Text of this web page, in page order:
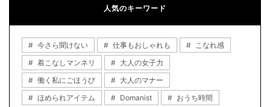
人気のキーワード
今さら聞けない 仕事もおしゃれも
こなれ感
着こなしマンネリ
大人の女子力
働く私にごほうび
大人のマナー
ほめられアイテム
Domanist おうち時間